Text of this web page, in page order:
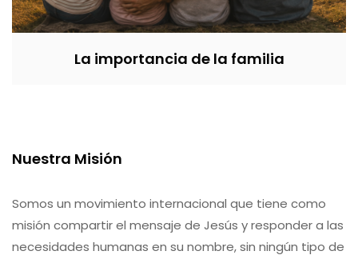
La importancia de la familia
Nuestra Misión
Somos un movimiento internacional que tiene como
misión compartir el mensaje de Jesús y responder a las
necesidades humanas en su nombre, sin ningún tipo de